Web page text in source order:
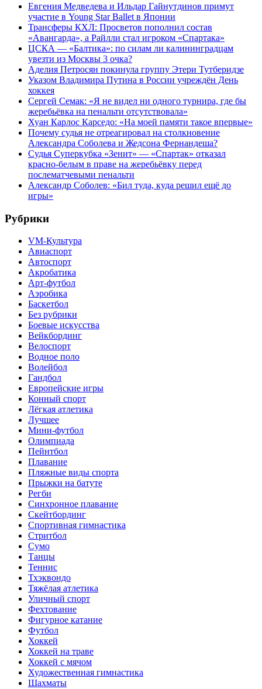
Евгения Медведева и Ильдар Гайнутдинов примут
участие в Young Star Ballet в Японии
Трансферы КХЛ: Просветов пополнил состав
«Авангарда», а Райлли стал игроком «Спартака»
ЦСКА — «Балтика»: по силам ли калининградцам
увезти из Москвы 3 очка?
Аделия Петросян покинула группу Этери Тутберидзе
Указом Владимира Путина в России учреждён День
хоккея
Сергей Семак: «Я не видел ни одного турнира, где бы
жеребьёвка на пенальти отсутствовала»
Хуан Карлос Карседо: «На моей памяти такое впервые»
Почему судья не отреагировал на столкновение
Александра Соболева и Жедсона Фернандеша?
Судья Суперкубка «Зенит» — «Спартак» отказал
красно-белым в праве на жеребьёвку перед
послематчевыми пенальти
Александр Соболев: «Бил туда, куда решил ещё до
игры»
Рубрики
VM-Культура
Авиаспорт
Автоспорт
Акробатика
Арт-футбол
Аэробика
Баскетбол
Без рубрики
Боевые искусства
Вейкбординг
Велоспорт
Водное поло
Волейбол
Гандбол
Европейские игры
Конный спорт
Лёгкая атлетика
Лучшее
Мини-футбол
Олимпиада
Пейнтбол
Плавание
Пляжные виды спорта
Прыжки на батуте
Регби
Синхронное плавание
Скейтбординг
Спортивная гимнастика
Стритбол
Сумо
Танцы
Теннис
Тхэквондо
Тяжёлая атлетика
Уличный спорт
Фехтование
Фигурное катание
Футбол
Хоккей
Хоккей на траве
Хоккей с мячом
Художественная гимнастика
Шахматы